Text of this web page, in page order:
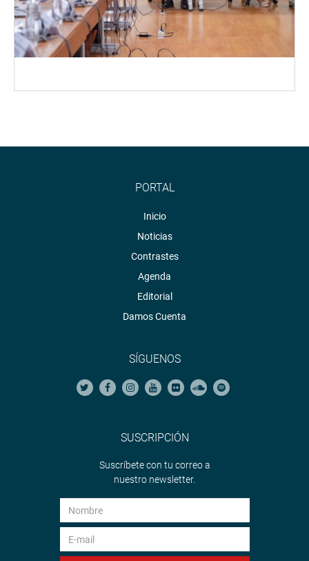
PORTAL
Inicio
Noticias
Contrastes
Agenda
Editorial
Damos Cuenta
SÍGUENOS
SUSCRIPCIÓN
Suscríbete con tu correo a
nuestro newsletter.